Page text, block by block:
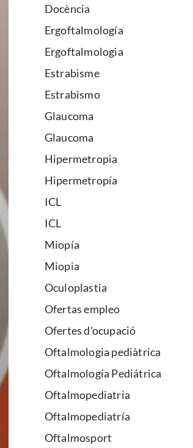
Docència
Ergoftalmología
Ergoftalmologia
Estrabisme
Estrabismo
Glaucoma
Glaucoma
Hipermetropia
Hipermetropía
ICL
ICL
Miopía
Miopia
Oculoplastia
Ofertas empleo
Ofertes d'ocupació
Oftalmologia pediàtrica
Oftalmología Pediátrica
Oftalmopediatria
Oftalmopediatría
Oftalmosport